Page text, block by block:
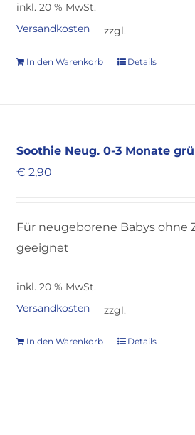
inkl. 20 % MwSt.
zzgl.
Versandkosten
In den Warenkorb Details
Soothie Neug. 0-3 Monate
€ 2,90
Für neugeborene Babys ohne
geeignet
inkl. 20 % MwSt.
zzgl.
Versandkosten
In den Warenkorb Details